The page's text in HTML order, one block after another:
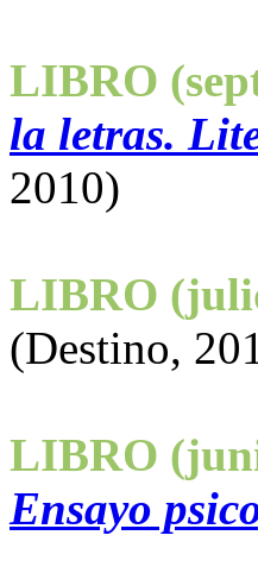
LIBRO
la letras.
2010)
LIBRO
(Destino,
LIBRO
Ensayo